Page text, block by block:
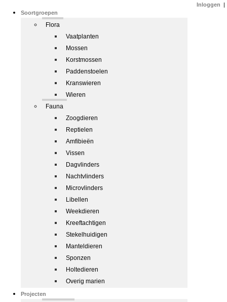
Soortgroepen
Flora
Vaatplanten
Mossen
Korstmossen
Paddenstoelen
Kranswieren
Wieren
Fauna
Zoogdieren
Reptielen
Amfibieën
Vissen
Dagvlinders
Nachtvlinders
Microvlinders
Libellen
Weekdieren
Kreeftachtigen
Stekelhuidigen
Manteldieren
Sponzen
Holtedieren
Overig marien
Projecten
Inloggen |